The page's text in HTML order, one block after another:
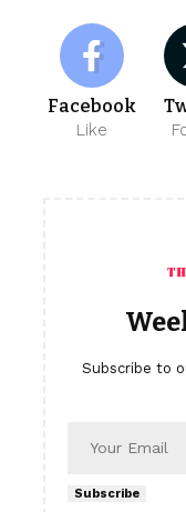
Facebook
Like
Subscribe to
Subscribe